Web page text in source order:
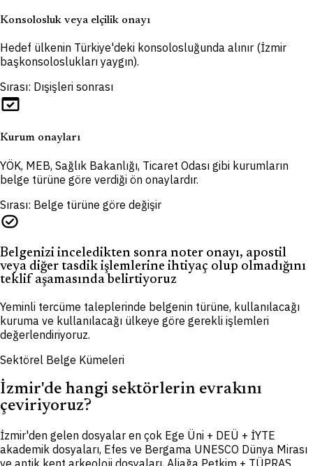
Konsolosluk veya elçilik onayı
Hedef ülkenin Türkiye'deki konsolosluğunda alınır (İzmir
başkonsoloslukları yaygın).
Sırası: Dışişleri sonrası
domain_verification
Kurum onayları
YÖK, MEB, Sağlık Bakanlığı, Ticaret Odası gibi kurumların
belge türüne göre verdiği ön onaylardır.
Sırası: Belge türüne göre değişir
task_alt
Belgenizi inceledikten sonra noter onayı, apostil
veya diğer tasdik işlemlerine ihtiyaç olup olmadığını
teklif aşamasında belirtiyoruz
Yeminli tercüme taleplerinde belgenin türüne, kullanılacağı
kuruma ve kullanılacağı ülkeye göre gerekli işlemleri
değerlendiriyoruz.
Sektörel Belge Kümeleri
İzmir'de hangi sektörlerin evrakını
çeviriyoruz?
İzmir'den gelen dosyalar en çok Ege Üni + DEÜ + İYTE
akademik dosyaları, Efes ve Bergama UNESCO Dünya Mirası
ve antik kent arkeoloji dosyaları, Aliağa Petkim + TÜPRAŞ